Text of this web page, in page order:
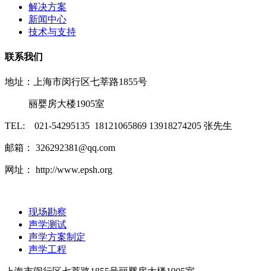
解决方案
新闻中心
技术与支持
联系我们
地址：上海市闵行区七莘路1855号
丽婴房大楼1905室
TEL: 021-54295135 18121065869 13918274205 张先生
邮箱： 326292381@qq.com
网址： http://www.epsh.org
现场勘察
声学测试
声学方案制定
声学工程